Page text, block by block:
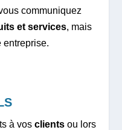
communiquez
et services, mais
entreprise.
à vosclients ou lors